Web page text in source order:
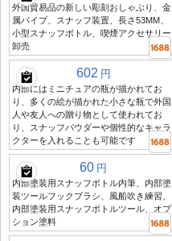
外国貿易品の新しい彫刻おしゃぶり、金
属パイプ、スナッフ装置、長さ53MM、
小型スナッフボトル、喫煙アクセサリー
卸売
602 円
内部にはミニチュアの瓶が描かれてお
り、多くの絵が描かれた小さな瓶で外国
人や友人への贈り物として使われてお
り、スナッフパウダーや個性的なキャラ
クターを入れることも可能です
60 円
内部塗装用スナッフボトル内筆、内部塗
装ツールフックブラシ、風船吹き練習、
内部塗装用スナッフボトルツール、オプ
ション塗料